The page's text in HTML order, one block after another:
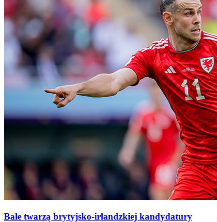
Bale twarzą brytyjsko-irlandzkiej kandydatury